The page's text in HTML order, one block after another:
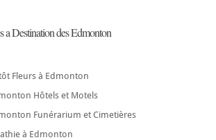
a Destination des Edmonton
Fleurs à Edmonton
Hôtels et Motels
Funérarium et Cimetières
à Edmonton